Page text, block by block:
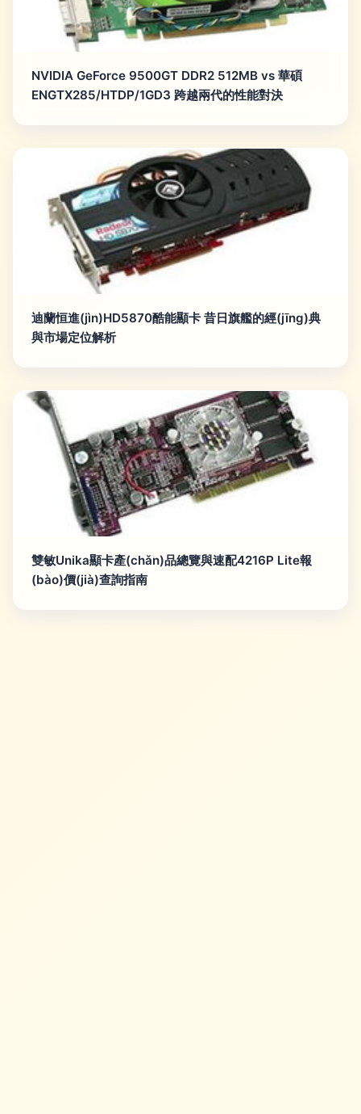
NVIDIA GeForce 9500GT DDR2 512MB vs 華碩
ENGTX285/HTDP/1GD3 跨越兩代的性能對決
迪蘭恒進(jìn)HD5870酷能顯卡 昔日旗艦的經(jīng)典
與市場定位解析
雙敏Unika顯卡產(chǎn)品總覽與速配4216P Lite報
(bào)價(jià)查詢指南